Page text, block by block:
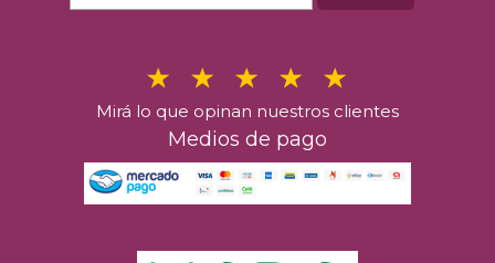
Mirá lo que opinan nuestros clientes
Medios de pago